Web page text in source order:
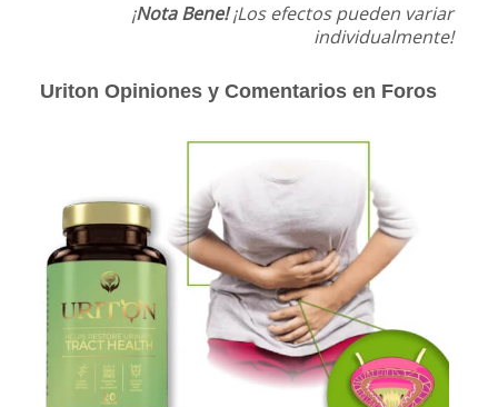
¡Nota Bene!¡Los efectos pueden variar
individualmente!
Uriton Opiniones y Comentarios en Foros